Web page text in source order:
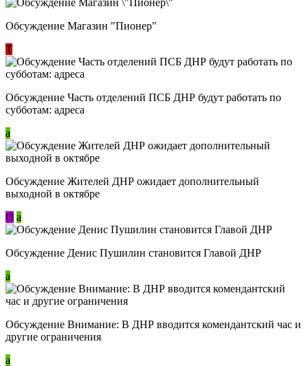
Обсуждение Магазин "Пионер"
Т
Обсуждение Часть отделений ПСБ ДНР будут работать по
субботам: адреса
a
Обсуждение Жителей ДНР ожидает дополнительный
выходной в октябре
О a
Обсуждение Денис Пушилин становится Главой ДНР
a
Обсуждение Внимание: В ДНР вводится комендантский час и
другие ограничения
a